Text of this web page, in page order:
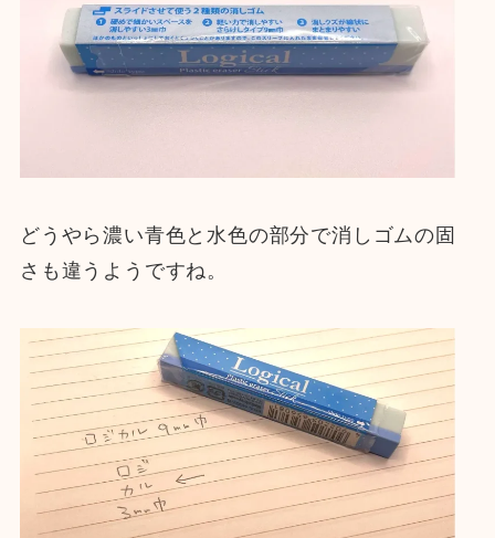
どうやら濃い青色と水色の部分で消しゴムの固
さも違うようですね。